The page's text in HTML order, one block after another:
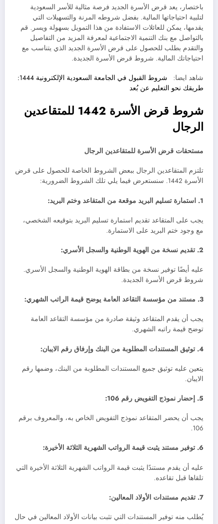
باختصار، يعد قرض الأسرة الجديد فرصة مثالية للأسر السعودية
لتلبية احتياجاتها المالية. بفضل شروطه المرنة والتسهيلات التي
يقدمها، يمكن للعائلات الاستفادة من هذا التمويل بسهولة ويسر. قم
بالتواصل مع بنك التنمية الاجتماعية لمعرفة المزيد من التفاصيل
والتقدم بطلب للحصول على قرض الأسرة الجديد الذي يتناسب مع
احتياجاتك المالية. شروط قرض الأسرة الجديدة.
شاهد ايضا:
شروط القبول في الجامعة السعودية الإلكترونية 1444:
طريقك نحو التعليم عن بُعد
شروط قرض الأسرة 1442 للمتقاعدين
الرجال
مستحقات قرض الأسرة للمتقاعدين الرجال
تلتزم المتقاعدين الرجال ببعض الشروط الخاصة للحصول على قرض
الأسرة 1442. سنستعرض فيما يلي تلك الشروط الضرورية:
1. استمارة تسليم البريد موقعة من المتقاعد وختم البريد:
يجب على المتقاعد تقديم استمارة تسليم البريد بتوقيعه الشخصي،
مع وجود ختم البريد على الاستمارة.
2. تقديم نسخة من الهوية الوطنية والسجل الأسري:
عليه أيضًا توفير نسخة من بطاقة الهوية الوطنية والسجل الأسري.
شروط قرض الأسرة الجديدة.
3. مستند من مؤسسة التقاعد العامة يوضح قيمة الراتب الشهري:
يجب أن يقدم المتقاعد وثيقة صادرة من مؤسسة التقاعد العامة
توضح قيمة راتبه الشهري.
4. توثيق المستندات المطلوبة من البنك وإرفاق رقم الايبان:
يتعين عليه توثيق جميع المستندات المطلوبة من البنك، وضمها رقم
الايبان.
5. إحضار نموذج التفويض رقم 106:
يجب أن يحضر المتقاعد نموذج التفويض الخاص به، والمعروف برقم
106.
6. توفير مستند يثبت قيمة الرواتب الشهرية الثلاثة الأخيرة:
عليه أن يقدم مستندًا يثبت قيمة الرواتب الشهرية الثلاثة الأخيرة التي
تلقاها قبل تقاعده.
7. تقديم مستندات الأولاد المعالين:
يُطلب منه توفير المستندات التي تثبت بيانات الأولاد المعالين في حال